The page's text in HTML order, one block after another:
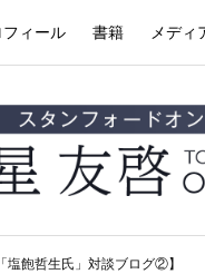
フィール 書籍 メディ
塩飽哲生氏」対談ブログ②】